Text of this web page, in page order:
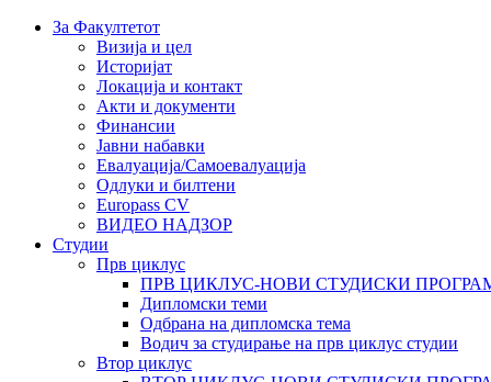
За Факултетот
Визија и цел
Историјат
Локација и контакт
Акти и документи
Финансии
Јавни набавки
Евалуација/Самоевалуација
Одлуки и билтени
Europass CV
ВИДЕО НАДЗОР
Студии
Прв циклус
ПРВ ЦИКЛУС-НОВИ СТУДИСКИ
Дипломски теми
Одбрана на дипломска тема
Водич за студирање на прв циклус студии
Втор циклус